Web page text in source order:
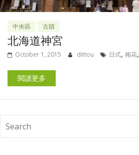
中央區 古蹟
北海道神宮
October 1, 2015 dittou 日式, 梅花,
閱讀更多